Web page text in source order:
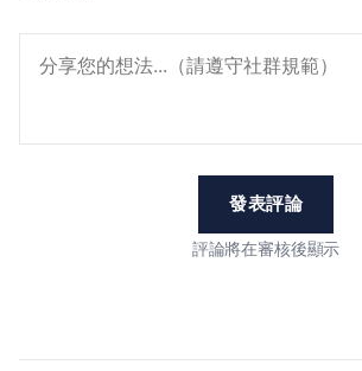
發表評論
評論將在審核後顯示